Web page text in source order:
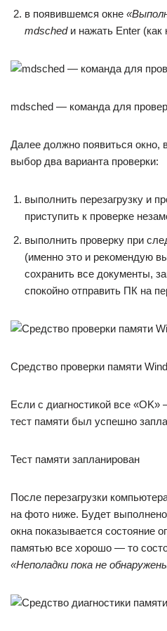
в появившемся окне
mdschedи нажать Enter (как
mdsched — команда для
Далее должно появиться окно,
выбор два варианта проверки:
выполнить перезагрузку и
приступить к проверке
выполнить проверку при
(именно это и рекомендую
сохранить все документы,
спокойно отправить ПК на
Средство проверки памяти
Если с диагностикой все
тест памяти был успешно
Тест памяти запланирован
После перезагрузки
на фото ниже. Будет
окна показывается состояние
памятью все хорошо — то
«Неполадки пока не